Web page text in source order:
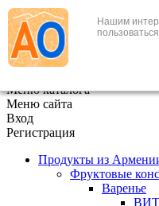
Нашим
+7 (495) 646-888-1
В корзине 0
Меню каталога
Меню сайта
Вход
Регистрация
Продукты из
Фруктовые
Варенье